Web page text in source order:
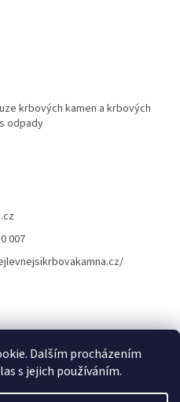
Dalším procházením
s jejich používáním.
krbových kamen a krbových
odpady
007